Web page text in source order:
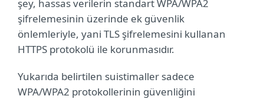
şey, hassas verilerin standart WPA/WPA2
şifrelemesinin üzerinde ek güvenlik
önlemleriyle, yani TLS şifrelemesini kullanan
HTTPS protokolü ile korunmasıdır.
Yukarıda belirtilen suistimaller sadece
WPA/WPA2 protokollerinin güvenliğini